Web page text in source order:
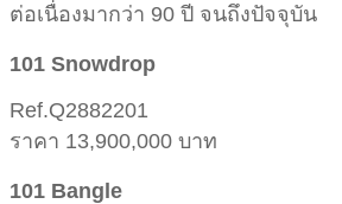
ต่อเนื่องมากว่า 90 ปี จนถึงปัจจุบัน
101 Snowdrop
Ref.Q2882201
ราคา 13,900,000 บาท
101 Bangle